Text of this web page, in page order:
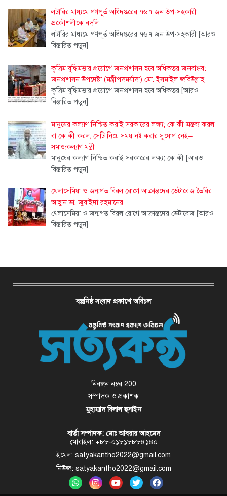
লটারির মাধ্যমে গণপূর্ত অধিদপ্তরের ৭৬৭ জন উপ-সহকারী
প্রকৌশলীকে বদলি
লটারির মাধ্যমে গণপূর্ত অধিদপ্তরের ৭৬৭ জন উপ-সহকারী [আরও
বিস্তারিত পড়ুন]
কৃত্রিম বুদ্ধিমত্তার প্রয়োগে জনপ্রশাসন হবে অধিকতর জনবান্ধব:
জনপ্রশাসন উপদেষ্টা (মন্ত্রীপদমর্যাদা) মো. ইসমাইল জবিউল্লাহ
কৃত্রিম বুদ্ধিমত্তার প্রয়োগে জনপ্রশাসন হবে অধিকতর [আরও
বিস্তারিত পড়ুন]
মানুষের কল্যাণ নিশ্চিত করাই সরকারের লক্ষ্য; কে কী মন্তব্য করল
বা কে কী করল, সেটি নিয়ে সময় নষ্ট করার সুযোগ নেই–
সমাজকল্যাণ মন্ত্রী
মানুষের কল্যাণ নিশ্চিত করাই সরকারের লক্ষ্য; কে কী [আরও
বিস্তারিত পড়ুন]
থেলাসেমিয়া ও জন্মগত বিরল রোগে আক্রান্তদের ডেটাবেজ তৈরির
আহ্বান ডা. জুবাইদা রহমানের
থেলাসেমিয়া ও জন্মগত বিরল রোগে আক্রান্তদের ডেটাবেজ [আরও
বিস্তারিত পড়ুন]
বস্তুনিষ্ঠ সংবাদ প্রকাশে অবিচল
নিবন্ধন নম্বর 200
সম্পাদক ও প্রকাশক
মুহাম্মাদ বিলাল হুসাইন
বার্তা সম্পাদক: মোঃ আবরার আহমেদ
মোবাইল: +৮৮-০১৮১৮৮৮৪১৪০
ইমেল: satyakantho2022@gmail.com
নিউজ: satyakantho2022@gmail.com